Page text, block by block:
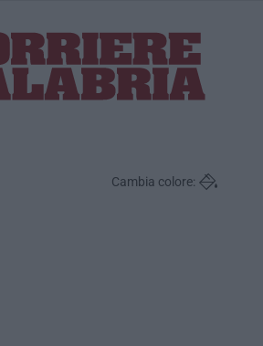
Cambia colore: